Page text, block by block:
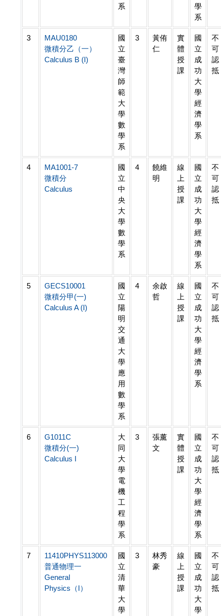
系
學
系
3
MAU0180
微積分乙（一）
Calculus B (I)
國
立
臺
灣
師
範
大
學
數
學
系
3
黃侑
仁
實
體
授
課
國
立
成
功
大
學
經
濟
學
系
不
可
認
抵
4
MA1001-7
微積分
Calculus
國
立
中
央
大
學
數
學
系
4
饒維
明
線
上
授
課
國
立
成
功
大
學
經
濟
學
系
不
可
認
抵
5
GECS10001
微積分甲(一)
Calculus A (I)
國
立
陽
明
交
通
大
學
應
用
數
學
系
4
余啟
哲
線
上
授
課
國
立
成
功
大
學
經
濟
學
系
不
可
認
抵
6
G1011C
微積分(一)
Calculus I
大
同
大
學
電
機
工
程
學
系
3
張薰
文
實
體
授
課
國
立
成
功
大
學
經
濟
學
系
不
可
認
抵
7
11410PHYS113000
普通物理一
General
Physics（I）
國
立
清
華
大
學
3
林秀
豪
線
上
授
課
國
立
成
功
大
學
不
可
認
抵